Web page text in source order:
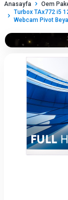
Anasayfa Oem
Turbox TAx772 i5
Webcam Pivot